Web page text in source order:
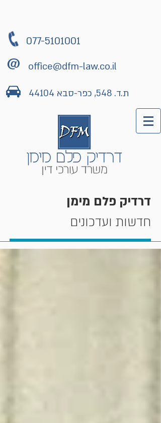
077-5101001
office@dfm-law.co.il
ת.ד. 548, כפר-סבא 44104
דרדיק פלם מימן
חדשות ועדכונים